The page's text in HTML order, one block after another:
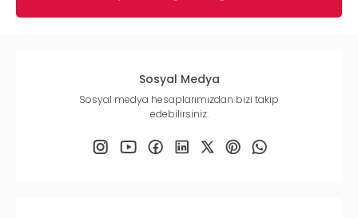
Sosyal Medya
Sosyal medya hesaplarımızdan bizi takip
edebilirsiniz.